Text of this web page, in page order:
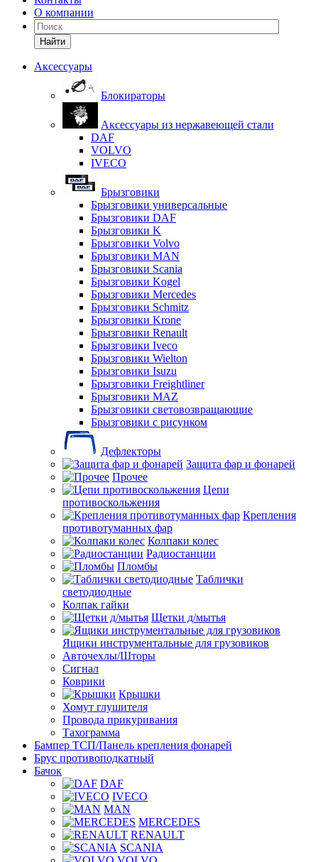
О компании
Найти
Аксессуары
Блокираторы
Аксессуары из нержавеющей стали
DAF
VOLVO
IVECO
Брызговики
Брызговики универсальные
Брызговики DAF
Брызговики K
Брызговики Volvo
Брызговики MAN
Брызговики Scania
Брызговики Kogel
Брызговики Mercedes
Брызговики Schmitz
Брызговики Krone
Брызговики Renault
Брызговики Iveco
Брызговики Wielton
Брызговики Isuzu
Брызговики Freightliner
Брызговики MAZ
Брызговики световозвращающие
Брызговики с рисунком
Дефлекторы
Защита фар и фонарей
Прочее
Цепи
противоскольжения
Крепления
противотуманных фар
Колпаки колес
Радиостанции
Пломбы
Таблички
светодиодные
Колпак гайки
Щетки д/мытья
Ящики инструментальные для грузовиков
Авточехлы/Шторы
Сигнал
Коврики
Крышки
Хомут глушителя
Провода прикуривания
Тахограмма
Бампер ТСП/Панель крепления фонарей
Брус противоподкатный
Бачок
DAF
IVECO
MAN
MERCEDES
RENAULT
SCANIA